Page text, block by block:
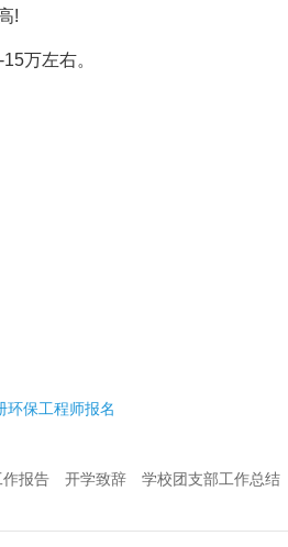
!
万左右。
环保工程师报名
作报告 开学致辞 学校团支部工作总结